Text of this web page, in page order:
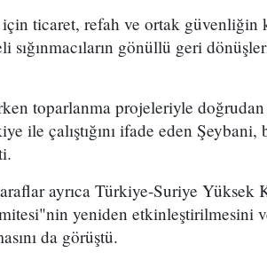
ticaret, refah ve ortak güvenliğin
gönüllü geri
toparlanma projeleriyle
ile çalıştığını ifade eden
ayrıca Türkiye-Suriye Yüksek
yeniden etkinleştirilmesini
da görüştü.